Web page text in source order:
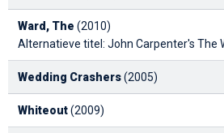
Ward, The (2010)
Alternatieve titel: John Carpenter's The
Wedding Crashers(2005)
Whiteout(2009)